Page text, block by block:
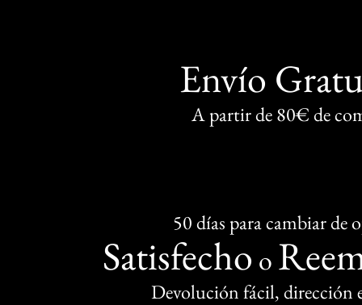
Envío
A partir de 80€ de
50 días para cambiar de
Satisfecho o
Devolución fácil, dirección